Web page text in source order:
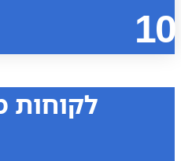
לקוחות